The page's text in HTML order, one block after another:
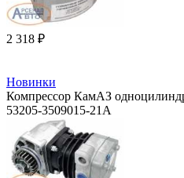
2 318 ₽
Новинки
Компрессор КамАЗ
53205-3509015-21А